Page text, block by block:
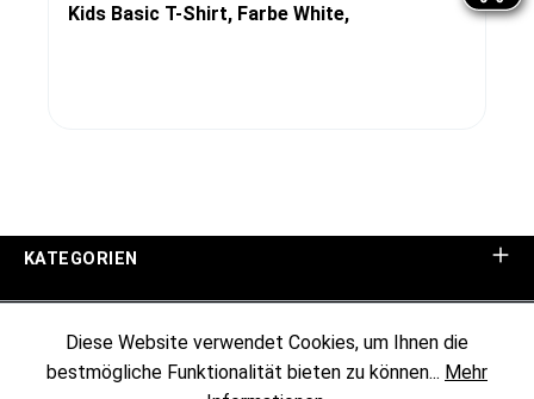
Kids Basic T-Shirt, Farbe White,
KATEGORIEN
KUNDENINFORMATIONEN
Diese Website verwendet Cookies, um Ihnen die
bestmögliche Funktionalität bieten zu können... Mehr